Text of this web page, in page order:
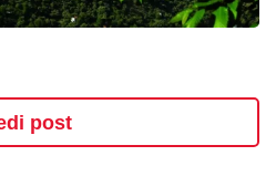
post